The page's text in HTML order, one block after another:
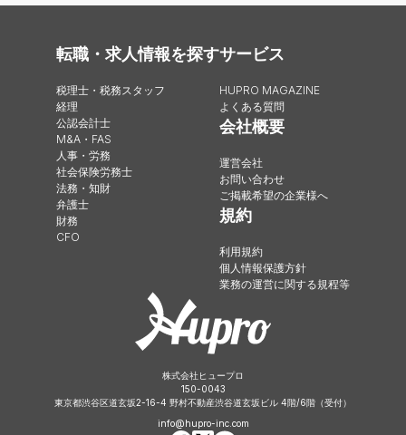
転職・求人情報を探す
税理士・税務スタッフ
経理
公認会計士
M&A・FAS
人事・労務
社会保険労務士
法務・知財
弁護士
財務
CFO
サービス
HUPRO MAGAZINE
よくある質問
会社概要
運営会社
お問い合わせ
ご掲載希望の企業様へ
規約
利用規約
個人情報保護方針
業務の運営に関する規程等
株式会社ヒュープロ
150-0043
東京都渋谷区道玄坂2-16-4 野村不動産渋谷道玄坂ビル 4階/6階（受付）
info@hupro-inc.com